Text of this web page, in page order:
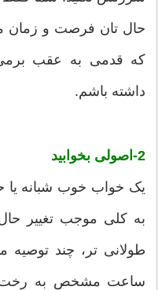
حال تان فرصت و زمان
که قدمی به عقب برمی
داشته باشم.
2-اصولی بخوابید
یک خواب خوب شبانه یا
به کلی موجب تغییر
طولانی ‌تر، چند
ساعت مشخص به رخت